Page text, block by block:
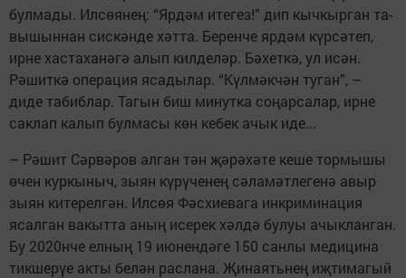
булмады. Илсөянең: “Ярдәм итегез!” дип кычкырган та­
вышыннан сискәнде хәтта. Берен­че ярдәм күрсәтеп,
ирне хастаханәгә алып килделәр. Бәхеткә, ул исән.
Рәшиткә операция ясадылар. “Күлмәкчән туган”, –
диде табиблар. Тагын биш минутка соңарсалар, ирне
саклап калып булмасы көн кебек ачык иде...
– Рәшит Сәрвәров алган тән җәрәхәте кеше тормышы
өчен куркы­ныч, зыян күрүченең сәламәтлегенә авыр
зыян китерелгән. Илсөя Фәсхиевага инкриминация
ясал­ган вакытта аның исерек хәлдә бу­луы ачыкланган.
Бу 2020нче елның 19 июнендәге 150 санлы медици­на
тикшерүе акты белән раслана. Җинаятьнең иҗтимагый